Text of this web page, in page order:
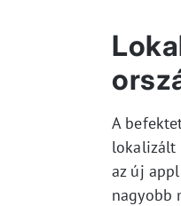
A
lokalizált
az új
nagyobb